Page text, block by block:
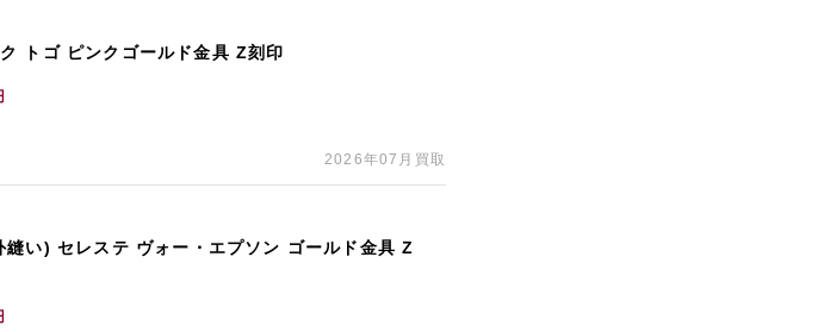
トゴ ピンクゴールド金具 Z刻印
2026年07月買取
い) セレステ ヴォー・エプソン ゴールド金具 Z